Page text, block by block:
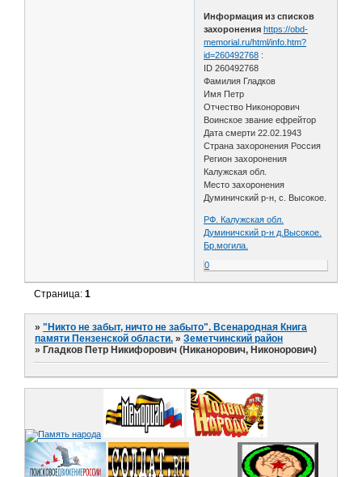
Информация из списков
захоронения https://obd-
memorial.ru/html/info.htm?
id=260492768 :
ID 260492768
Фамилия Гладков
Имя Петр
Отчество Никонорович
Воинское звание ефрейтор
Дата смерти 22.02.1943
Страна захоронения Россия
Регион захоронения
Калужская обл.
Место захоронения
Думиничский р-н, с. Высокое.
РФ. Калужская обл.
Думиничский р-н д.Высокое.
Бр.могила.
0
Страница:1
»"Никто не забыт, ничто не забыто". Всенародная Книга
памяти Пензенской области. »Земетчинский район
» Гладков Петр Никифорович (Никанорович, Никонорович)